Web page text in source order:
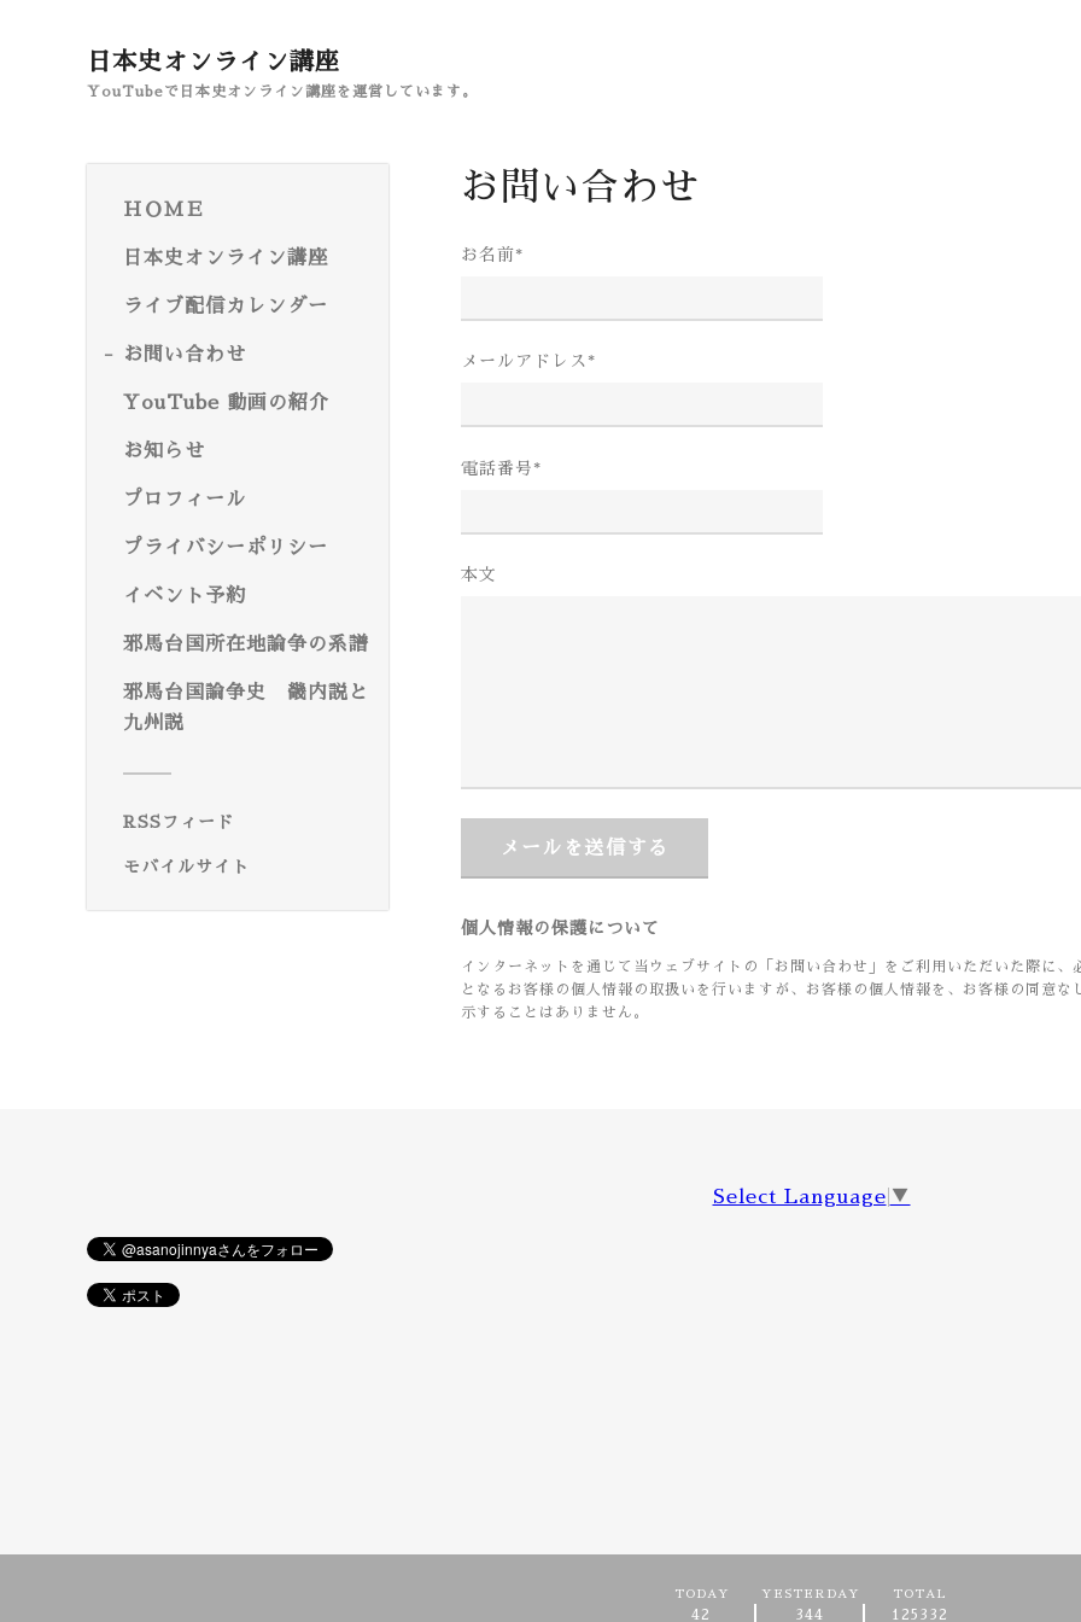
日本史オンライン講座
YouTubeで日本史オンライン講座を運営しています。
ＨＯＭＥ
日本史オンライン講座
ライブ配信カレンダー
お問い合わせ
YouTube 動画の紹介
お知らせ
プロフィール
プライバシーポリシー
イベント予約
邪馬台国所在地論争の系譜
邪馬台国論争史 畿内説と
九州説
RSSフィード
モバイルサイト
お問い合わせ
お名前*
メールアドレス *
電話番号 *
本文
メールを送信する
個人情報の保護について
インターネットを通じて当ウェブサイトの「お問い合わせ」をご利用いただいた際に、
となるお客様の個人情報の取扱いを行いますが、お客様の個人情報を、お客様の同意な
示することはありません。
Select Language ▼
TODAY
42
YESTERDAY
344
TOTAL
125332